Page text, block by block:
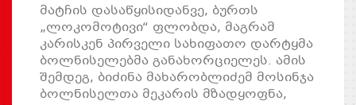
მატჩის დასაწყისიდანვე, ბურთს
„ლოკომოტივი“ ფლობდა, მაგრამ
კარისკენ პირველი სახიფათო დარტყმა
ბოლნისელებმა განახორციელეს. ამის
შემდეგ, ბიძინა მახარობლიძემ მოსინჯა
ბოლნისელთა მეკარის მზადყოფნა,